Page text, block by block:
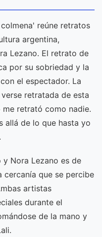
reúne retratos
argentina,
Lezano. El retrato de
por su sobriedad y la
el espectador. La
retratada de esta
me retrató como nadie.
allá de lo que hasta yo
Nora Lezano es de
cercanía que se percibe
artistas
durante el
de la mano y